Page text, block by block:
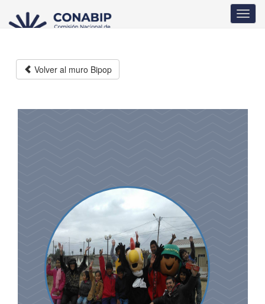
contenido
Volver al muro Bipop